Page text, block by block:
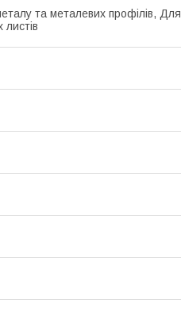
та металевих профілів, Для
листів